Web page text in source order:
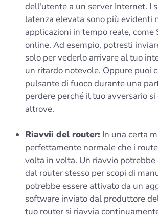
dell'utente a un server Internet. I
latenza elevata sono più evidenti
applicazioni in tempo reale, come
online. Ad esempio, potresti
solo per vederlo arrivare al tuo
un ritardo notevole. Oppure puoi
pulsante di fuoco durante una
perdere perché il tuo avversario
altrove.
Riavvii del router: In una certa
perfettamente normale che i
volta in volta. Un riavvio
dal router stesso per scopi di
potrebbe essere attivato da un
software inviato dal produttore
tuo router si riavvia